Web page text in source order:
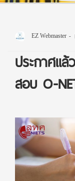
EZ Webmaster
ประกาศแ
สอบ O-